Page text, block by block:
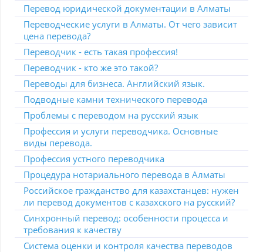
Перевод юридической документации в Алматы
Переводческие услуги в Алматы. От чего зависит
цена перевода?
Переводчик - есть такая профессия!
Переводчик - кто же это такой?
Переводы для бизнеса. Английский язык.
Подводные камни технического перевода
Проблемы с переводом на русский язык
Профессия и услуги переводчика. Основные
виды перевода.
Профессия устного переводчика
Процедура нотариального перевода в Алматы
Российское гражданство для казахстанцев: нужен
ли перевод документов с казахского на русский?
Синхронный перевод: особенности процесса и
требования к качеству
Система оценки и контроля качества переводов